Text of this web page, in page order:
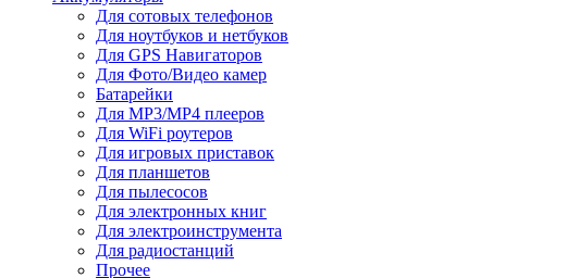
Для сотовых телефонов
Для ноутбуков и нетбуков
Для GPS Навигаторов
Для Фото/Видео камер
Батарейки
Для MP3/MP4 плееров
Для WiFi роутеров
Для игровых приставок
Для планшетов
Для пылесосов
Для электронных книг
Для электроинструмента
Для радиостанций
Прочее